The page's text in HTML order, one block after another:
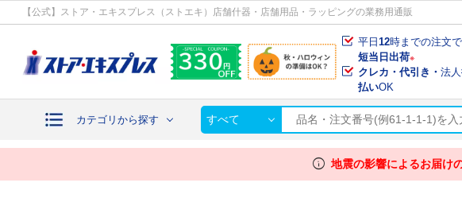
【公式】ストア・エキスプレス（ストエキ）店舗什器・店舗用品・ラッピングの業務用通販
平日12時までの注文で
短当日出荷※
クレカ・代引き・法人
払いOK
カテゴリから探す すべて
info 地震の影響によるお届け